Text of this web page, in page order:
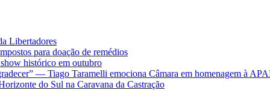
Libertadores
para doação de remédios
histórico em outubro
— Tiago Taramelli emociona Câmara em homenagem à
do Sul na Caravana da Castração